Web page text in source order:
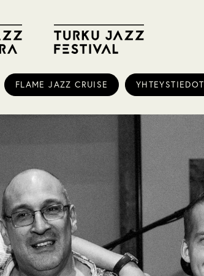
FLAME JAZZ CRUISE YHTEYSTIEDOT